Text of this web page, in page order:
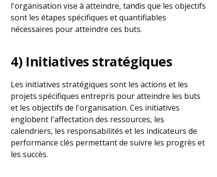
l'organisation vise à atteindre, tandis que les objectifs
sont les étapes spécifiques et quantifiables
nécessaires pour atteindre ces buts.
4) Initiatives stratégiques
Les initiatives stratégiques sont les actions et les
projets spécifiques entrepris pour atteindre les buts
et les objectifs de l'organisation. Ces initiatives
englobent l'affectation des ressources, les
calendriers, les responsabilités et les indicateurs de
performance clés permettant de suivre les progrès et
les succès.